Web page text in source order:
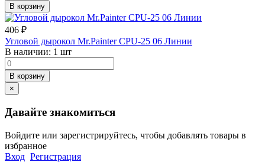
В корзину
406 ₽
Угловой дырокол Mr.Painter CPU-25 06 Линии
В наличии: 1 шт
В корзину
×
Давайте знакомиться
Войдите или зарегистрируйтесь, чтобы добавлять товары в
избранное
Вход Регистрация